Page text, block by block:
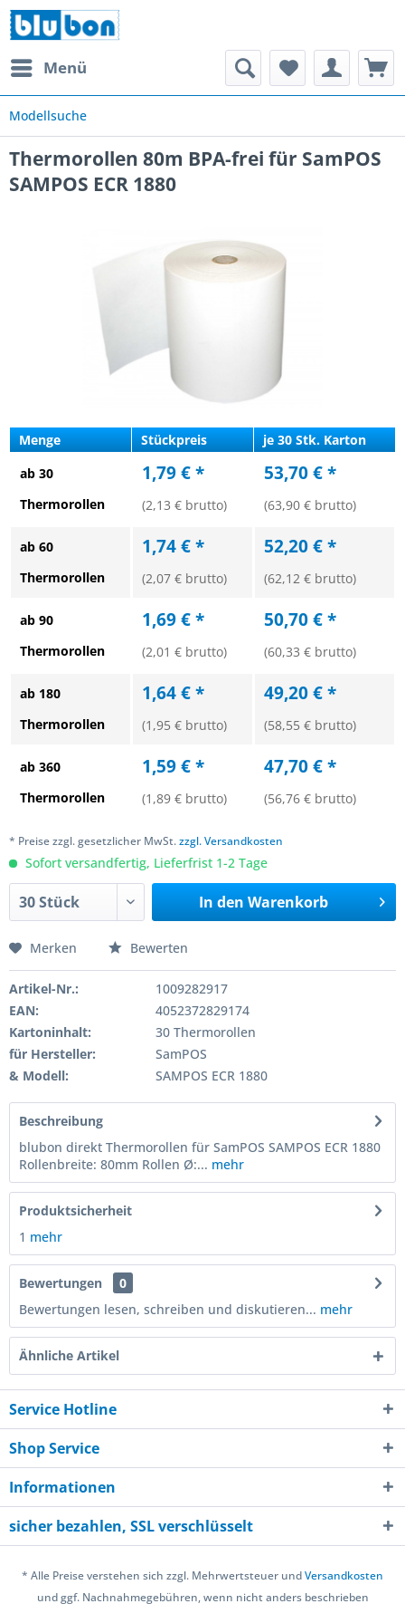
Menü
Modellsuche
Thermorollen 80m BPA-frei für SamPOS
SAMPOS ECR 1880
Menge Stückpreis
je 30 Stk. Karton
ab 30
Thermorollen
1,79 € *
(2,13 € brutto)
53,70 € *
(63,90 € brutto)
ab 60
Thermorollen
1,74 € *
(2,07 € brutto)
52,20 € *
(62,12 € brutto)
ab 90
Thermorollen
1,69 € *
(2,01 € brutto)
50,70 € *
(60,33 € brutto)
ab 180
Thermorollen
1,64 € *
(1,95 € brutto)
49,20 € *
(58,55 € brutto)
ab 360
Thermorollen
1,59 € *
(1,89 € brutto)
47,70 € *
(56,76 € brutto)
* Preise zzgl. gesetzlicher MwSt.zzgl. Versandkosten
Sofort versandfertig, Lieferfrist 1-2 Tage
In den Warenkorb
Merken Bewerten
Artikel-Nr.:
1009282917
EAN:
4052372829174
Kartoninhalt:
30 Thermorollen
für Hersteller:
SamPOS
& Modell:
SAMPOS ECR 1880
Beschreibung
blubon direkt Thermorollen für SamPOS SAMPOS ECR 1880
Rollenbreite: 80mm Rollen Ø:... mehr
Produktsicherheit
1 mehr
Bewertungen
0
Bewertungen lesen, schreiben und diskutieren... mehr
Ähnliche Artikel
Service Hotline
Shop Service
Informationen
sicher bezahlen, SSL verschlüsselt
* Alle Preise verstehen sich zzgl. Mehrwertsteuer undVersandkosten
und ggf. Nachnahmegebühren, wenn nicht anders beschrieben